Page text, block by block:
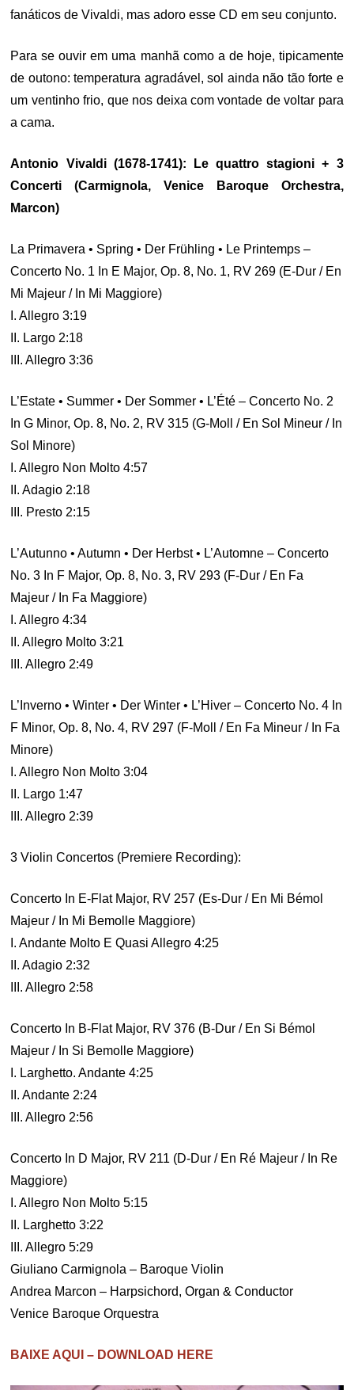
fanáticos de Vivaldi, mas adoro esse CD em seu conjunto.
Para se ouvir em uma manhã como a de hoje, tipicamente
de outono: temperatura agradável, sol ainda não tão forte e
um ventinho frio, que nos deixa com vontade de voltar para
a cama.
Antonio Vivaldi (1678-1741): Le quattro stagioni + 3
Concerti (Carmignola, Venice Baroque Orchestra,
Marcon)
La Primavera • Spring • Der Frühling • Le Printemps –
Concerto No. 1 In E Major, Op. 8, No. 1, RV 269 (E-Dur / En
Mi Majeur / In Mi Maggiore)
I. Allegro 3:19
II. Largo 2:18
III. Allegro 3:36
L’Estate • Summer • Der Sommer • L’Été – Concerto No. 2
In G Minor, Op. 8, No. 2, RV 315 (G-Moll / En Sol Mineur / In
Sol Minore)
I. Allegro Non Molto 4:57
II. Adagio 2:18
III. Presto 2:15
L’Autunno • Autumn • Der Herbst • L’Automne – Concerto
No. 3 In F Major, Op. 8, No. 3, RV 293 (F-Dur / En Fa
Majeur / In Fa Maggiore)
I. Allegro 4:34
II. Allegro Molto 3:21
III. Allegro 2:49
L’Inverno • Winter • Der Winter • L’Hiver – Concerto No. 4 In
F Minor, Op. 8, No. 4, RV 297 (F-Moll / En Fa Mineur / In Fa
Minore)
I. Allegro Non Molto 3:04
II. Largo 1:47
III. Allegro 2:39
3 Violin Concertos (Premiere Recording):
Concerto In E-Flat Major, RV 257 (Es-Dur / En Mi Bémol
Majeur / In Mi Bemolle Maggiore)
I. Andante Molto E Quasi Allegro 4:25
II. Adagio 2:32
III. Allegro 2:58
Concerto In B-Flat Major, RV 376 (B-Dur / En Si Bémol
Majeur / In Si Bemolle Maggiore)
I. Larghetto. Andante 4:25
II. Andante 2:24
III. Allegro 2:56
Concerto In D Major, RV 211 (D-Dur / En Ré Majeur / In Re
Maggiore)
I. Allegro Non Molto 5:15
II. Larghetto 3:22
III. Allegro 5:29
Giuliano Carmignola – Baroque Violin
Andrea Marcon – Harpsichord, Organ & Conductor
Venice Baroque Orquestra
BAIXE AQUI – DOWNLOAD HERE